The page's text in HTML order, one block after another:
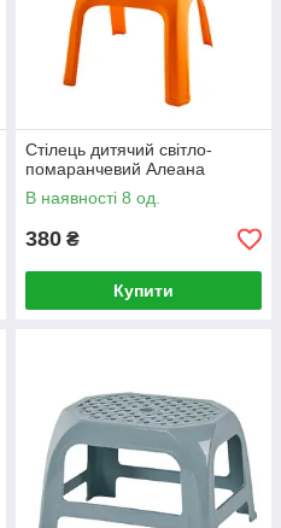
Стілець дитячий світло-
помаранчевий Алеана
В наявності 8 од.
380 ₴
Купити